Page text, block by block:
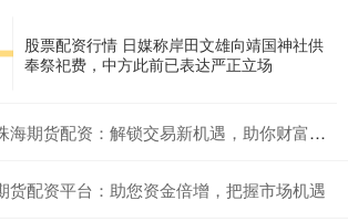
股票配资行情 日媒称岸田文雄向靖国神社供
奉祭祀费，中方此前已表达严正立场
期货配资：解锁交易新机遇，助你财富倍增
货配资平台：助您资金倍增，把握市场机遇